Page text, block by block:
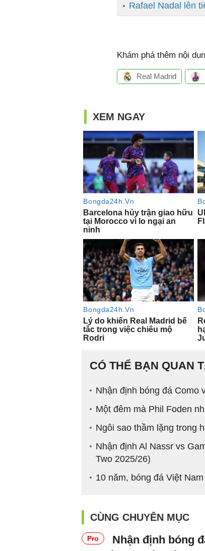
Rafael Nadal lên
Khám phá thêm nội
Real Madrid
CÓ THỂ BẠN QUAN
Nhận định bóng đá Como
Một đêm mà Phil Foden
Ngôi sao thầm lặng trong
Nhận định Al Nassr vs
Two 2025/26)
10 năm, bóng đá Việt
CÙNG CHUYÊN MỤC
Pro
Nhận định bóng